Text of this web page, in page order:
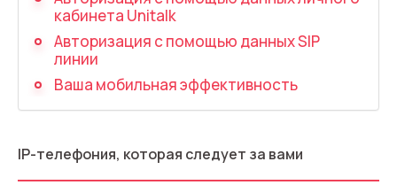
Запись телефонных разговоров
Речевая аналитика
UniTalk Contact Center
SIP-телефония
Автоматизация
кабинета Unitalk
Авторизация с помощью данных SIP
линии
Ваша мобильная эффективность
IP-телефония, которая следует за вами